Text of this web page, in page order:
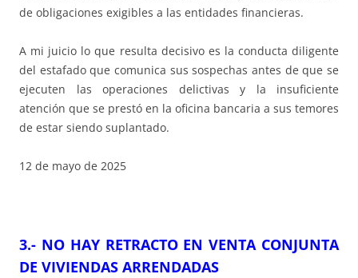
de obligaciones exigibles a las entidades financieras.
A mi juicio lo que resulta decisivo es la conducta diligente
del estafado que comunica sus sospechas antes de que se
ejecuten las operaciones delictivas y la insuficiente
atención que se prestó en la oficina bancaria a sus temores
de estar siendo suplantado.
12 de mayo de 2025
3.- NO HAY RETRACTO EN VENTA CONJUNTA
DE VIVIENDAS ARRENDADAS